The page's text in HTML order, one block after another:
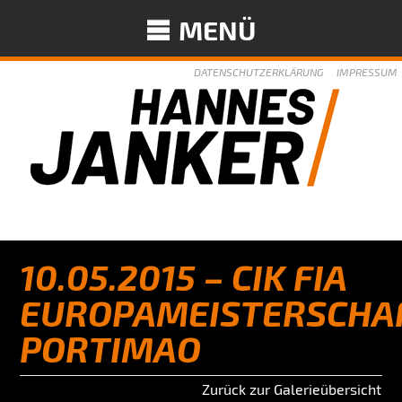
MENÜ
DATENSCHUTZERKLÄRUNG IMPRESSUM
10.05.2015 – CIK FIA
PORTIMAO
Zurück zur Galerieübersicht